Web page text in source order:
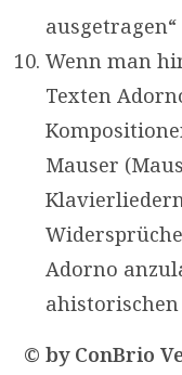
ausgetragen“
Wenn man
Texten
Mauser
Adorno
ahistorischen
© by ConBrio